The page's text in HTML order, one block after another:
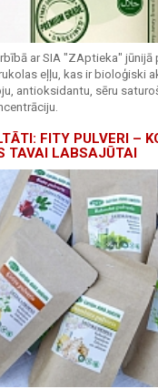
ar SIA "ZAptieka"
eļļu, kas ir bioloģiski
antioksidantu, sēru
FITY PULVERI –
TAVAI LABSAJŪTAI